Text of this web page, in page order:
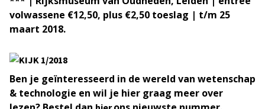
volwassene €12,50, plus €2,50 toeslag | t/m 25
maart 2018.
Ben je geïnteresseerd in de wereld van wetenschap
& technologie en wil je hier graag meer over